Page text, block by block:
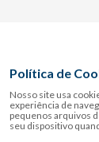
Política de
Nosso site usa
experiência de
pequenos arquivos
seu dispositivo